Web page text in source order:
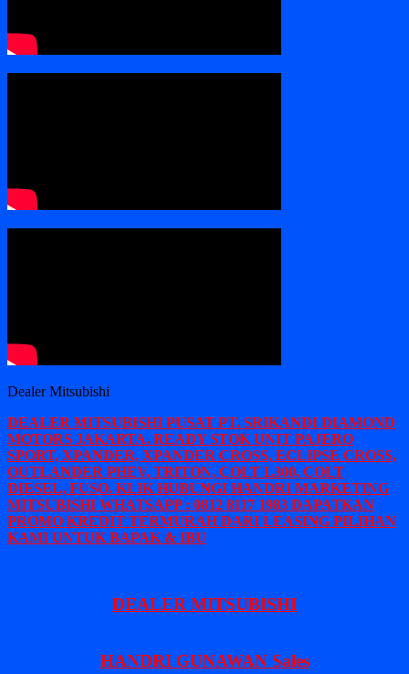
Dealer Mitsubishi
DEALER MITSUBISHI PUSAT PT. SRIKANDI DIAMOND
MOTORS JAKARTA. READY STOK UNIT PAJERO
SPORT, XPANDER, XPANDER CROSS, ECLIPSE CROSS,
OUTLANDER PHEV, TRITON, COLT L300, COLT
DIESEL, FUSO. KLIK HUBUNGI HANDRI MARKETING
MITSUBISHI WHATSAPP : 0812 8117 1983 DAPATKAN
PROMO KREDIT TERMURAH DARI LEASING PILIHAN
KAMI UNTUK BAPAK & IBU
DEALER MITSUBISHI
HANDRI GUNAWAN Sales